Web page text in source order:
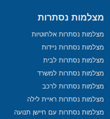
מצלמות נסתרות
מצלמות נסתרות אלחוטיות
מצלמות נסתרות ניידות
מצלמות נסתרות לבית
מצלמות נסתרות למשרד
מצלמות נסתרות לרכב
מצלמות נסתרות ראיית לילה
מצלמות נסתרות עם חיישן תנועה